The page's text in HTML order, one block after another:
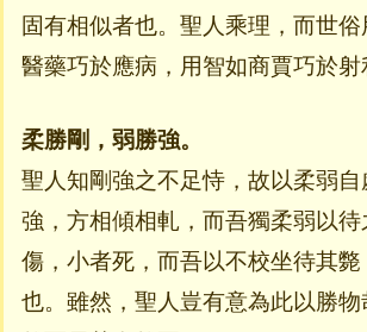
固有相似者也。聖人乘理，而世
醫藥巧於應病，用智如商賈巧於射
柔勝剛，弱勝強。
聖人知剛強之不足恃，故以柔弱自
強，方相傾相軋，而吾獨柔弱以
傷，小者死，而吾以不校坐待其斃
也。雖然，聖人豈有意為此以勝物